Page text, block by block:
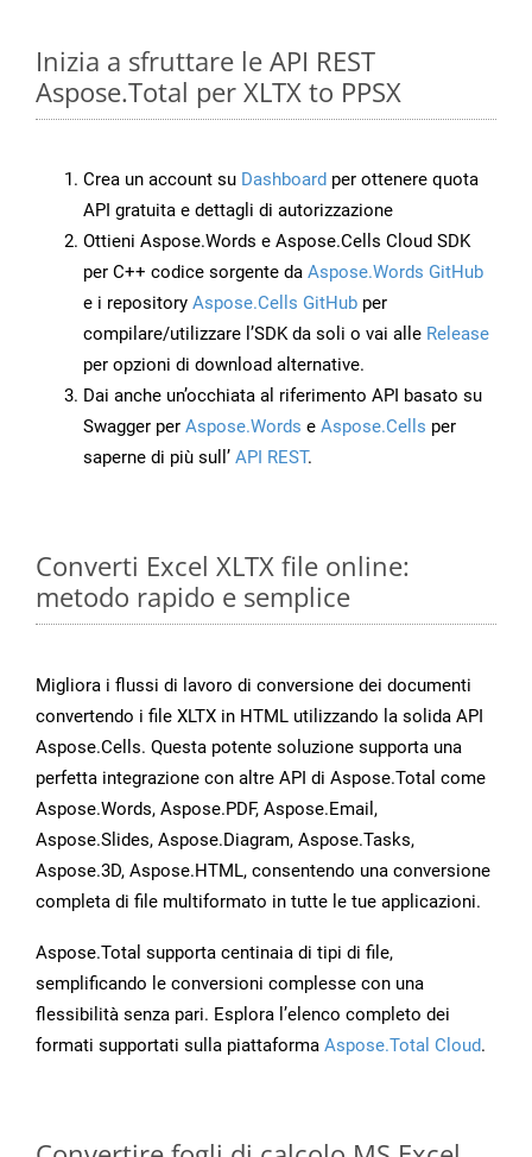
Inizia a sfruttare le API REST
Aspose.Total per XLTX to PPSX
Crea un account su Dashboard per ottenere quota
API gratuita e dettagli di autorizzazione
Ottieni Aspose.Words e Aspose.Cells Cloud SDK
per C++ codice sorgente da Aspose.Words GitHub
e i repository Aspose.Cells GitHub per
compilare/utilizzare l’SDK da soli o vai alle Release
per opzioni di download alternative.
Dai anche un’occhiata al riferimento API basato su
Swagger per Aspose.Words e Aspose.Cells per
saperne di più sull’ API REST.
Converti Excel XLTX file online:
metodo rapido e semplice
Migliora i flussi di lavoro di conversione dei documenti
convertendo i file XLTX in HTML utilizzando la solida API
Aspose.Cells. Questa potente soluzione supporta una
perfetta integrazione con altre API di Aspose.Total come
Aspose.Words, Aspose.PDF, Aspose.Email,
Aspose.Slides, Aspose.Diagram, Aspose.Tasks,
Aspose.3D, Aspose.HTML, consentendo una conversione
completa di file multiformato in tutte le tue applicazioni.
Aspose.Total supporta centinaia di tipi di file,
semplificando le conversioni complesse con una
flessibilità senza pari. Esplora l’elenco completo dei
formati supportati sulla piattaforma Aspose.Total Cloud.